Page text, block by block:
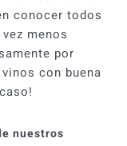
conocer todos
menos
por
con buena
nuestros